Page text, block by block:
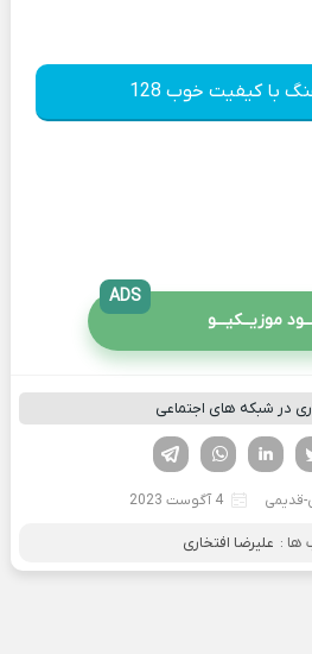
با کیفیت خوب 128
موزیــکیـــو
ADS
در شبکه های اجتماعی
لینکدین تویتر
فیسوک
قدیمی 4 آگوست 2023
ها : علیرضا افتخاری